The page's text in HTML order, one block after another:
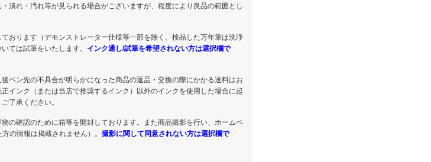
潰れ・汚れ等が見られる場合がございますが、程度により良品の範囲とし
おります（デモンストレーター仕様等一部を除く。検品した万年筆は洗浄
ては試筆をいたします。 インク通し/試筆を希望されない方は選択欄で
ペン先の不具合が明らかになった商品の返品・交換の際にかかる送料はお
インク（または当店で推奨するインク）以外のインクを使用した場合に起
了承ください。
の確認のために箱等を開封しております。また商品撮影を行い、ホームペ
の情報は掲載されません）。 撮影に関して同意されない方は選択欄で